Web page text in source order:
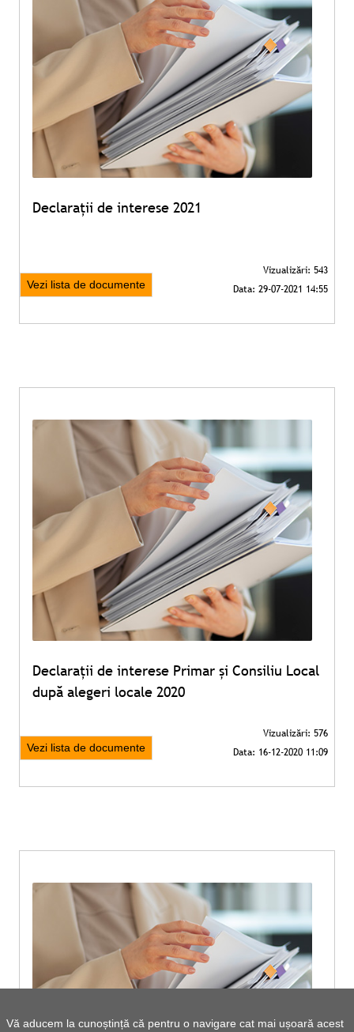
Vă aducem la cunoștință că pentru o navigare cat mai ușoară acest
Declarații de interese 2021
Vezi lista de documente
Declarații de interese Primar și Consiliu Local
după alegeri locale 2020
Vezi lista de documente